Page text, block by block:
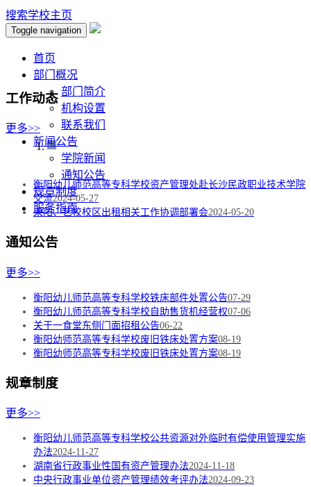
搜索学校主页
Toggle navigation
首页
部门概况
部门简介
机构设置
联系我们
新闻公告
学院新闻
通知公告
规章制度
服务指南
工作动态
更多>>
衡阳幼儿师范高等专科学校资产管理处赴长沙民政职业技术学院
交流2024-05-27
耒阳、艺校校区出租相关工作协调部署会2024-05-20
通知公告
更多>>
衡阳幼儿师范高等专科学校铁床部件处置公告07-29
衡阳幼儿师范高等专科学校自助售货机经营权07-06
关于一食堂东侧门面招租公告06-22
衡阳幼师范高等专科学校废旧铁床处置方案08-19
衡阳幼师范高等专科学校废旧铁床处置方案08-19
规章制度
更多>>
衡阳幼儿师范高等专科学校公共资源对外临时有偿使用管理实施
办法2024-11-27
湖南省行政事业性国有资产管理办法2024-11-18
中央行政事业单位资产管理绩效考评办法2024-09-23